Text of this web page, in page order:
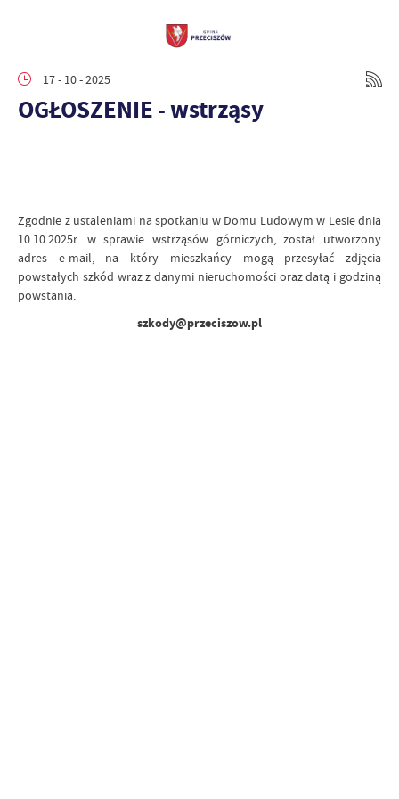
17 - 10 - 2025
OGŁOSZENIE - wstrząsy
Zgodnie z ustaleniami na spotkaniu w Domu Ludowym w Lesie dnia
10.10.2025r. w sprawie wstrząsów górniczych, został utworzony
adres e-mail, na który mieszkańcy mogą przesyłać zdjęcia
powstałych szkód wraz z danymi nieruchomości oraz datą i godziną
powstania.
szkody@przeciszow.pl